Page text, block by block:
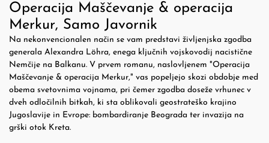
Operacija Maščevanje & operacija
Merkur, Samo Javornik
Na nekonvencionalen način se vam predstavi življenjska zgodba
generala Alexandra Löhra, enega ključnih vojskovodij nacistične
Nemčije na Balkanu. V prvem romanu, naslovljenem "Operacija
Maščevanje & operacija Merkur," vas popeljejo skozi obdobje med
obema svetovnima vojnama, pri čemer zgodba doseže vrhunec v
dveh odločilnih bitkah, ki sta oblikovali geostrateško krajino
Jugoslavije in Evrope: bombardiranje Beograda ter invazija na
grški otok Kreta.